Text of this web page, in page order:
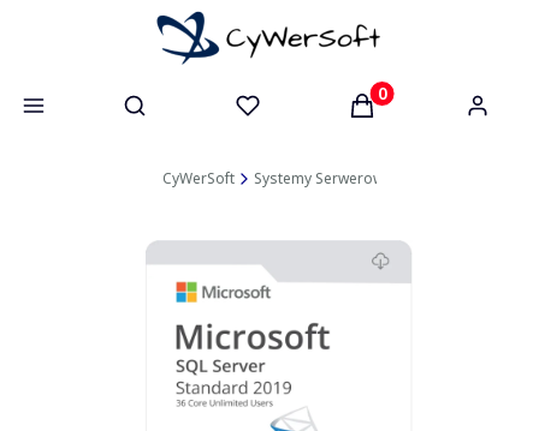
Otwórz wyszukiwarkę Produkty w
CyWerSoft Systemy Serwerowe